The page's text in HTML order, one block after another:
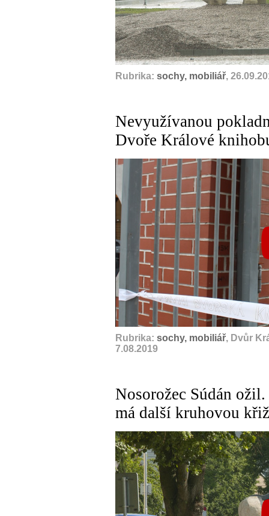
Rubrika: sochy, mobiliář,
Nevyužívanou
Dvoře Králové
Rubrika: sochy, mobiliář, Dvůr
7.08.2019
Nosorožec Súdán
má další kruhovou